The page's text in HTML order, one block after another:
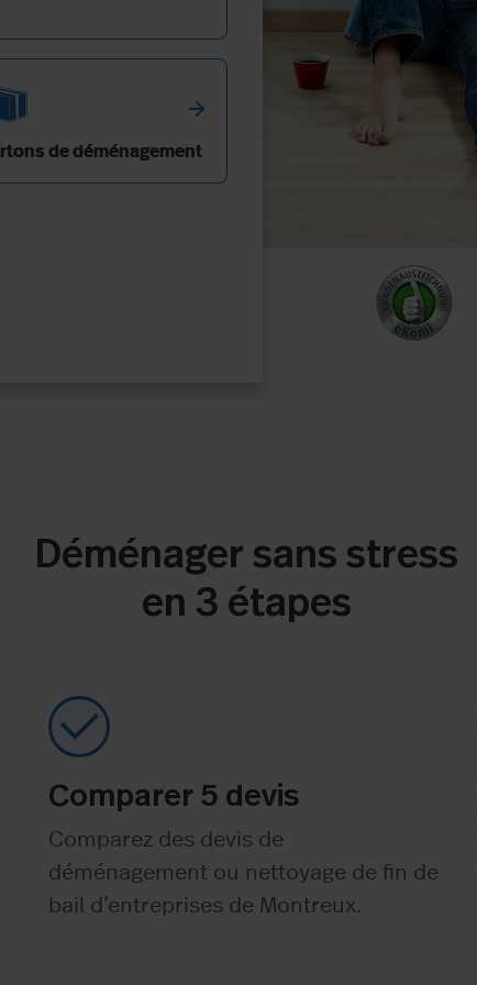
arrow_forward
de déménagement
Déménager sans stress
en 3 étapes
Comparer 5 devis
Comparez des devis de
déménagement ou nettoyage de fin de
bail d’entreprises de Montreux.